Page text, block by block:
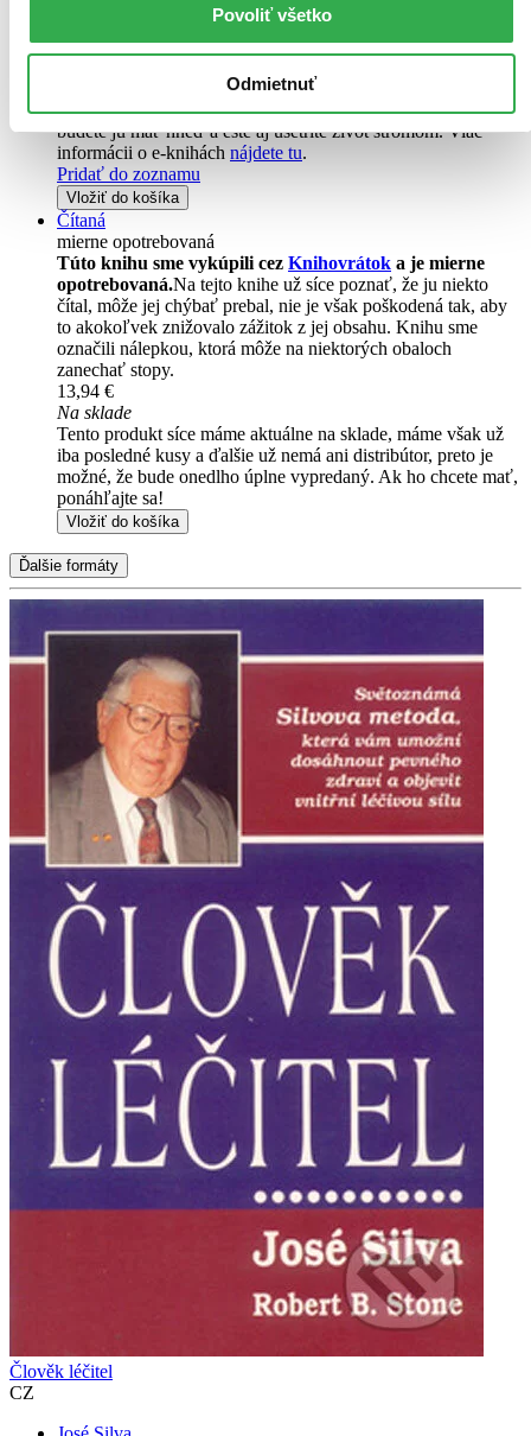
Povoliť všetko
Odmietnuť
E-kniha PDF EPUB MOBI
Máte čítačku, tablet alebo mobil? Stiahnite si do nich e-knihu:
budete ju mať hneď a ešte aj ušetríte život stromom. Viac
informácii o e-knihách nájdete tu.
Pridať do zoznamu
Vložiť do košíka
Čítaná
mierne opotrebovaná
Túto knihu sme vykúpili cez Knihovrátok a je mierne
opotrebovaná.Na tejto knihe už síce poznať, že ju niekto
čítal, môže jej chýbať prebal, nie je však poškodená tak, aby
to akokoľvek znižovalo zážitok z jej obsahu. Knihu sme
označili nálepkou, ktorá môže na niektorých obaloch
zanechať stopy.
13,94 €
Na sklade
Tento produkt síce máme aktuálne na sklade, máme však už
iba posledné kusy a ďalšie už nemá ani distribútor, preto je
možné, že bude onedlho úplne vypredaný. Ak ho chcete mať,
ponáhľajte sa!
Vložiť do košíka
Ďalšie formáty
Člověk léčitel
CZ